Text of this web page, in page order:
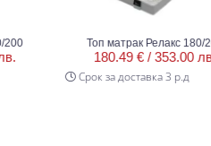
Топ матрак Релакс 180/200
180.49 € /353.00 лв.
Срок за доставка 3 р.д